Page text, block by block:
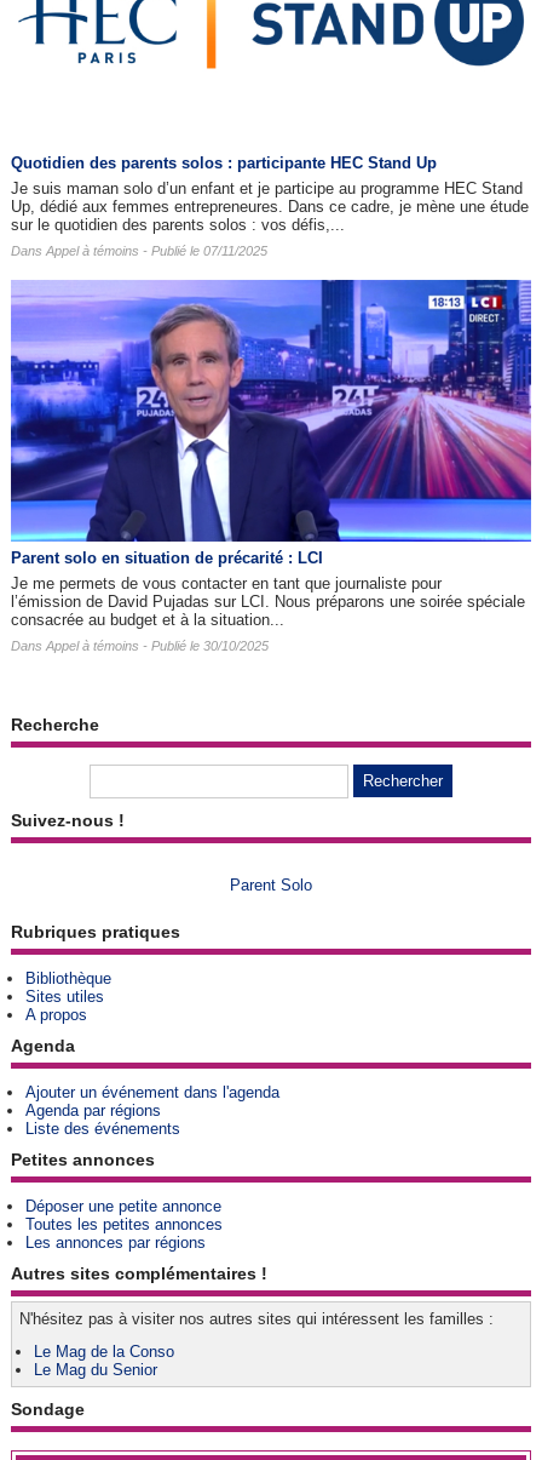
Quotidien des parents solos : participante HEC Stand Up
Je suis maman solo d’un enfant et je participe au programme HEC Stand
Up, dédié aux femmes entrepreneures. Dans ce cadre, je mène une étude
sur le quotidien des parents solos : vos défis,...
Dans Appel à témoins - Publié le 07/11/2025
Parent solo en situation de précarité : LCI
Je me permets de vous contacter en tant que journaliste pour
l’émission de David Pujadas sur LCI. Nous préparons une soirée spéciale
consacrée au budget et à la situation...
Dans Appel à témoins - Publié le 30/10/2025
Recherche
Suivez-nous !
Parent Solo
Rubriques pratiques
Bibliothèque
Sites utiles
A propos
Agenda
Ajouter un événement dans l'agenda
Agenda par régions
Liste des événements
Petites annonces
Déposer une petite annonce
Toutes les petites annonces
Les annonces par régions
Autres sites complémentaires !
N'hésitez pas à visiter nos autres sites qui intéressent les familles :
Le Mag de la Conso
Le Mag du Senior
Sondage